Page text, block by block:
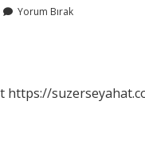
Yorum Bırak
https://